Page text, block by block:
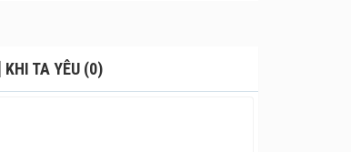
lập. Không chỉ là một buổi chiếu
TA YÊU (0)